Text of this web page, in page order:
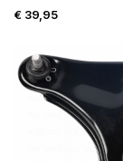
€39,95